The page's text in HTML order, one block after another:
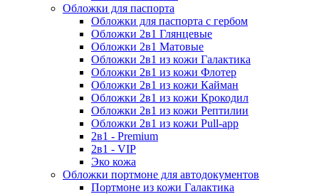
Обложки для паспорта
Обложки для паспорта с гербом
Обложки 2в1 Глянцевые
Обложки 2в1 Матовые
Обложки 2в1 из кожи Галактика
Обложки 2в1 из кожи Флотер
Обложки 2в1 из кожи Кайман
Обложки 2в1 из кожи Крокодил
Обложки 2в1 из кожи Рептилии
Обложки 2в1 из кожи Pull-app
2в1 - Premium
2в1 - VIP
Эко кожа
Обложки портмоне для автодокументов
Портмоне из кожи Галактика